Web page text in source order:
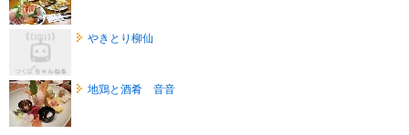
やきとり柳仙
地鶏と酒肴 音音